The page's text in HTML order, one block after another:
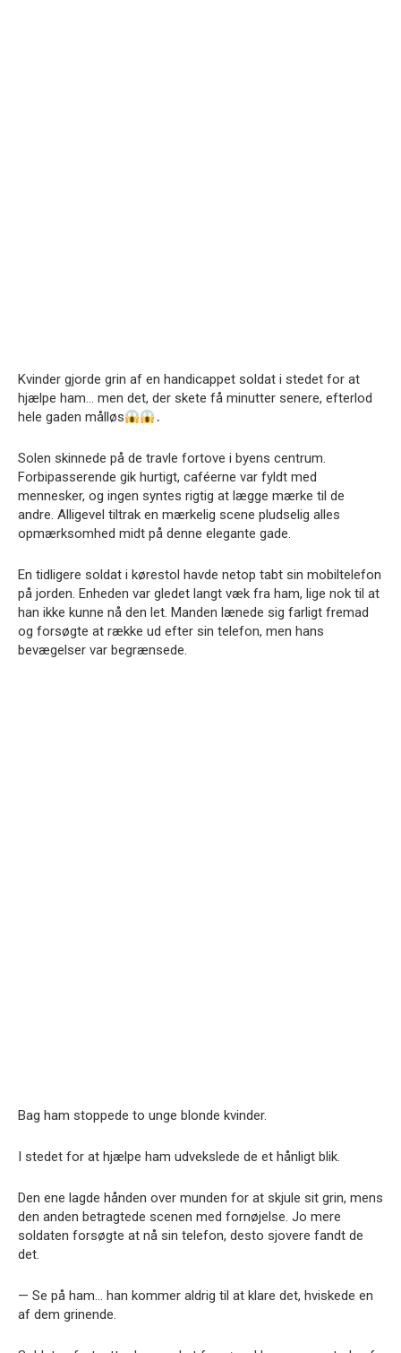
Kvinder gjorde grin af en handicappet soldat i stedet for at
hjælpe ham… men det, der skete få minutter senere, efterlod
hele gaden målløs
․
Solen skinnede på de travle fortove i byens centrum.
Forbipasserende gik hurtigt, caféerne var fyldt med
mennesker, og ingen syntes rigtig at lægge mærke til de
andre. Alligevel tiltrak en mærkelig scene pludselig alles
opmærksomhed midt på denne elegante gade.
En tidligere soldat i kørestol havde netop tabt sin mobiltelefon
på jorden. Enheden var gledet langt væk fra ham, lige nok til at
han ikke kunne nå den let. Manden lænede sig farligt fremad
og forsøgte at række ud efter sin telefon, men hans
bevægelser var begrænsede.
Bag ham stoppede to unge blonde kvinder.
I stedet for at hjælpe ham udvekslede de et hånligt blik.
Den ene lagde hånden over munden for at skjule sit grin, mens
den anden betragtede scenen med fornøjelse. Jo mere
soldaten forsøgte at nå sin telefon, desto sjovere fandt de
det.
— Se på ham… han kommer aldrig til at klare det, hviskede en
af dem grinende.